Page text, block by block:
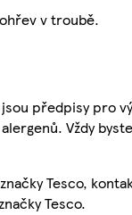
v troubě.
předpisy pro
Vždy
Tesco,
Tesco.